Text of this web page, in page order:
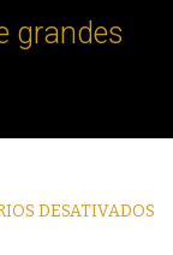
grandes
DESATIVADOS